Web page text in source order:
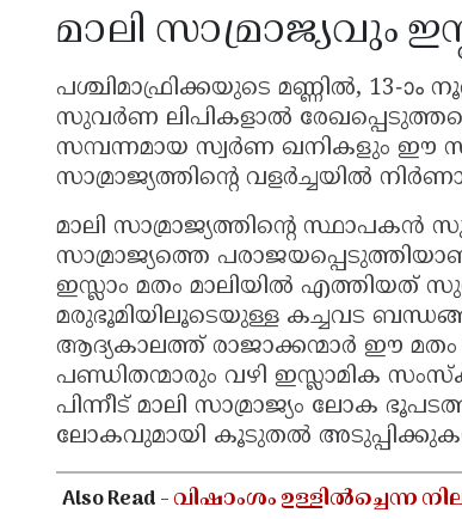
മാലി സാമ്രാജ്യവും
പശ്ചിമാഫ്രിക്കയുടെ മണ്ണിൽ, 13-ാം
സുവർണ ലിപികളാൽ
സമ്പന്നമായ സ്വർണ ഖനികളും ഈ
സാമ്രാജ്യത്തിന്റെ വളർച്ചയിൽ
മാലി സാമ്രാജ്യത്തിന്റെ സ്ഥാപകൻ
സാമ്രാജ്യത്തെ
ഇസ്ലാം മതം മാലിയിൽ എത്തിയത്
മരുഭൂമിയിലൂടെയുള്ള കച്ചവട
ആദ്യകാലത്ത് രാജാക്കന്മാർ ഈ മതം
പണ്ഡിതന്മാരും വഴി ഇസ്ലാമിക
പിന്നീട് മാലി സാമ്രാജ്യം ലോക
ലോകവുമായി കൂടുതൽ
Also Read -വിഷാംശം ഉള്ളിൽച്ചെന്ന